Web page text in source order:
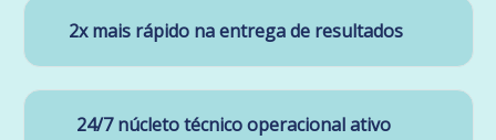
2x mais rápido na entrega de resultados
24/7 núcleto técnico operacional ativo